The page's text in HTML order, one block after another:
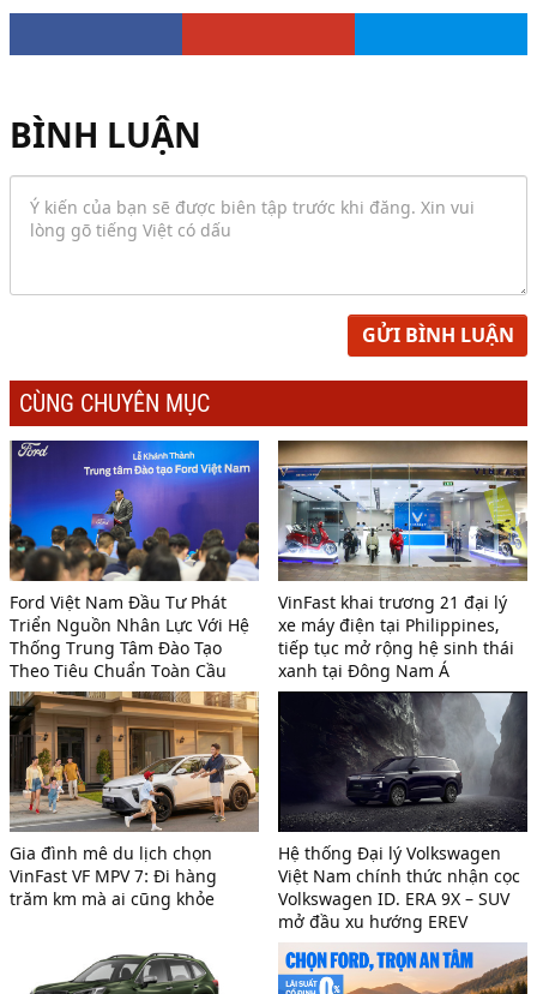
BÌNH LUẬN
GỬI BÌNH LUẬN
CÙNG CHUYÊN MỤC
Ford Việt Nam Đầu Tư Phát
Triển Nguồn Nhân Lực Với Hệ
Thống Trung Tâm Đào Tạo
Theo Tiêu Chuẩn Toàn Cầu
VinFast khai trương 21 đại lý
xe máy điện tại Philippines,
tiếp tục mở rộng hệ sinh thái
xanh tại Đông Nam Á
Gia đình mê du lịch chọn
VinFast VF MPV 7: Đi hàng
trăm km mà ai cũng khỏe
Hệ thống Đại lý Volkswagen
Việt Nam chính thức nhận cọc
Volkswagen ID. ERA 9X – SUV
mở đầu xu hướng EREV